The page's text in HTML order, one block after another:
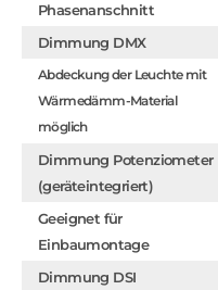
Phasenanschnitt
Dimmung DMX
Abdeckung der Leuchte mit
Wärmedämm-Material
möglich
Dimmung Potenziometer
(geräteintegriert)
Geeignet für
Einbaumontage
Dimmung DSI